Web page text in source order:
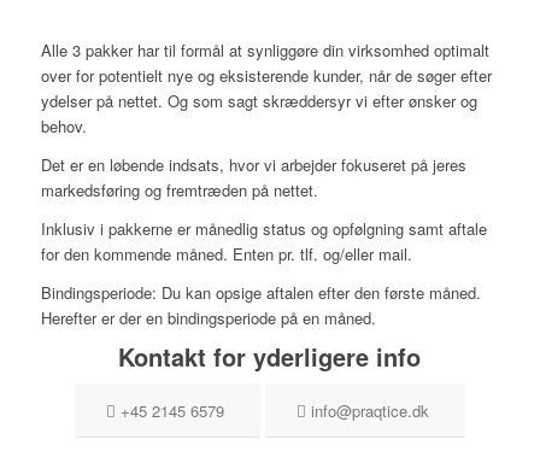
Alle 3 pakker har til formål at synliggøre din virksomhed optimalt
over for potentielt nye og eksisterende kunder, når de søger efter
ydelser på nettet. Og som sagt skræddersyr vi efter ønsker og
behov.
Det er en løbende indsats, hvor vi arbejder fokuseret på jeres
markedsføring og fremtræden på nettet.
Inklusiv i pakkerne er månedlig status og opfølgning samt aftale
for den kommende måned. Enten pr. tlf. og/eller mail.
Bindingsperiode: Du kan opsige aftalen efter den første måned.
Herefter er der en bindingsperiode på en måned.
Kontakt for yderligere info
+45 2145 6579 info@praqtice.dk